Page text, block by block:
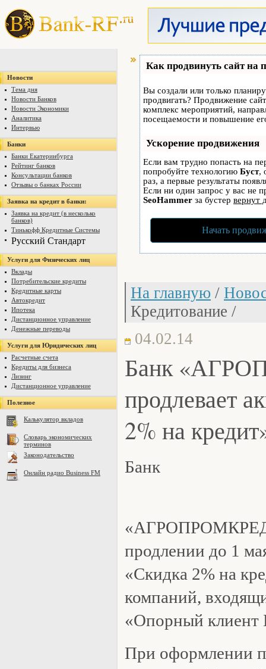
Новости
Тема дня
Новости Банков
Новости Экономики
Аналитика
Интервью
Банки
Банки Екатеринбурга
Рейтинг банков
Консультации банков
Отзывы о банках России
Заявка на кредит в банки:
Заявка на кредит (в несколько
банков)
Тинькофф Кредитные Системы
Русский Стандарт
Услуги для Физических лиц
Вклады
Потребительские кредиты
Кредитные карты
Автокредит
Ипотека
Дистанционное управление
Денежные переводы
Услуги для Юридических лиц
Расчетные счета
Кредиты для бизнеса
Лизинг
Дистанционное управление
Полезное
Калькулятор вкладов
Словарь экономических
терминов
Законодательство
Онлайн радио Business FM
Как продвинуть сайт на
Вы создали или только
продвигать? Продвижение
комплекс мероприятий,
посещаемости и повышение
Ускорение продвижения
Если вам трудно попасть на
попробуйте технологию Буст,
раз, а первые результаты
Если ни один запрос у вас не
SeoHammer за бустер вернут
Начать
На главную /
Кредитование /
04.02.14
Банк
продлевает
2% на
Банк
продлении до 1
«Скидка 2% на
компаний,
«Опорный клиент
При оформлении